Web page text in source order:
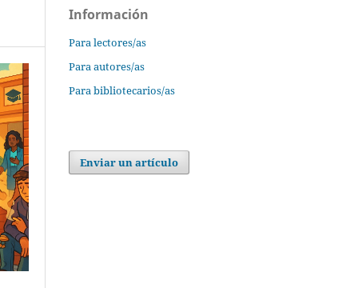
Información
Para lectores/as
Para autores/as
Para bibliotecarios/as
Enviar un artículo